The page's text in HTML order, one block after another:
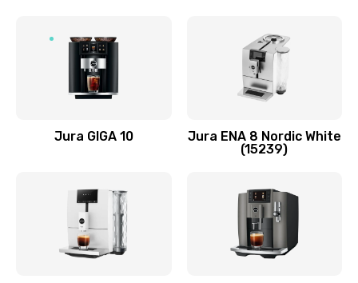
Jura GIGA 10
Jura ENA 8 Nordic White
(15239)